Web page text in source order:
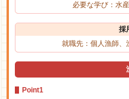
必要な学び：水
採
就職先：個人漁師、
Point1